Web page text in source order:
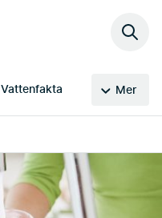
Vattenfakta Mer
Sök